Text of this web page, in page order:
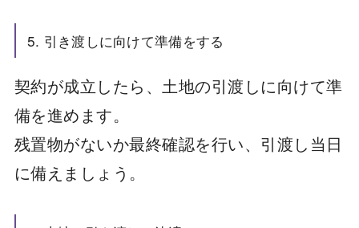
5. 引き渡しに向けて準備をする
契約が成立したら、土地の引渡しに向けて準
備を進めます。
残置物がないか最終確認を行い、引渡し当日
に備えましょう。